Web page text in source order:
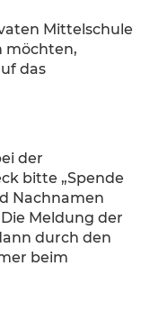
Mittelschule
möchten,
das
der
bitte „Spende
Nachnamen
Meldung der
durch den
beim